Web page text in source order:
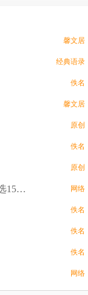
馨文居
经典语录
佚名
馨文居
原创
佚名
原创
新一周的早安语句 迎接新一周的句子（精选15句） 网络
佚名
佚名
佚名
网络